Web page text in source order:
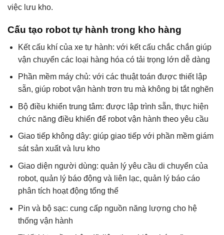
việc lưu kho.
Cấu tạo robot tự hành trong kho hàng
Kết cấu khí của xe tự hành: với kết cấu chắc chắn giúp
vận chuyển các loại hàng hóa có tải trọng lớn dễ dàng
Phần mềm máy chủ: với các thuật toán được thiết lập
sẵn, giúp robot vận hành trơn tru mà không bị tắt nghẽn
Bộ điều khiển trung tâm: được lập trình sẵn, thực hiện
chức năng điều khiển để robot vận hành theo yêu cầu
Giao tiếp không dây: giúp giao tiếp với phần mềm giám
sát sản xuất và lưu kho
Giao diện người dùng: quản lý yêu cầu di chuyển của
robot, quản lý báo động và liên lạc, quản lý báo cáo
phân tích hoạt động tổng thể
Pin và bộ sạc: cung cấp nguồn năng lượng cho hệ
thống vận hành